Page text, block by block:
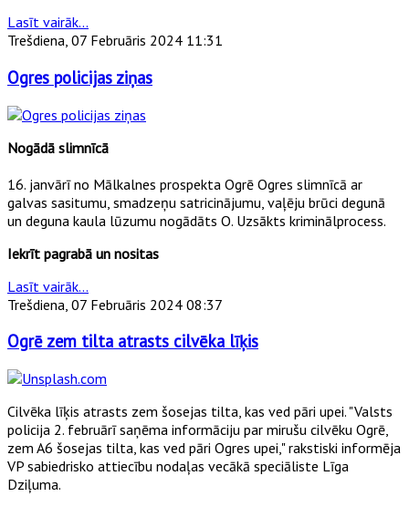
Lasīt vairāk...
Trešdiena, 07 Februāris 2024 11:31
Ogres policijas ziņas
Nogādā slimnīcā
16. janvārī no Mālkalnes prospekta Ogrē Ogres slimnīcā ar
galvas sasitumu, smadzeņu satricinājumu, vaļēju brūci degunā
un deguna kaula lūzumu nogādāts O. Uzsākts kriminālprocess.
Iekrīt pagrabā un nositas
Lasīt vairāk...
Trešdiena, 07 Februāris 2024 08:37
Ogrē zem tilta atrasts cilvēka līķis
Cilvēka līķis atrasts zem šosejas tilta, kas ved pāri upei. "Valsts
policija 2. februārī saņēma informāciju par mirušu cilvēku Ogrē,
zem A6 šosejas tilta, kas ved pāri Ogres upei," rakstiski informēja
VP sabiedrisko attiecību nodaļas vecākā speciāliste Līga
Dziļuma.